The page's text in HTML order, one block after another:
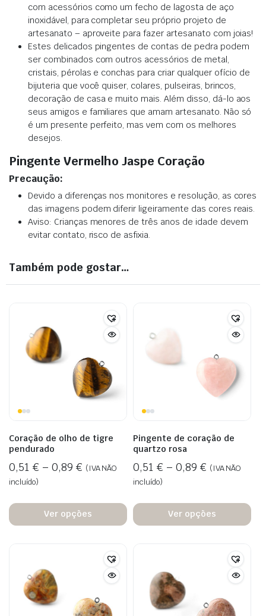
com acessórios como um fecho de lagosta de aço
inoxidável, para completar seu próprio projeto de
artesanato – aproveite para fazer artesanato com joias!
Estes delicados pingentes de contas de pedra podem
ser combinados com outros acessórios de metal,
cristais, pérolas e conchas para criar qualquer ofício de
bijuteria que você quiser, colares, pulseiras, brincos,
decoração de casa e muito mais. Além disso, dá-lo aos
seus amigos e familiares que amam artesanato. Não só
é um presente perfeito, mas vem com os melhores
desejos.
Pingente Vermelho Jaspe Coração
Precaução:
Devido a diferenças nos monitores e resolução, as cores
das imagens podem diferir ligeiramente das cores reais.
Aviso: Crianças menores de três anos de idade devem
evitar contato, risco de asfixia.
Também pode gostar…
Coração de olho de tigre
pendurado
0,51 € – 0,89 € (IVA NÃO
incluído)
Ver opções
Pingente de coração de
quartzo rosa
0,51 € – 0,89 € (IVA NÃO
incluído)
Ver opções